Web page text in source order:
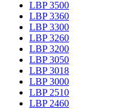
LBP 3500
LBP 3360
LBP 3300
LBP 3260
LBP 3200
LBP 3050
LBP 3018
LBP 3000
LBP 2510
LBP 2460